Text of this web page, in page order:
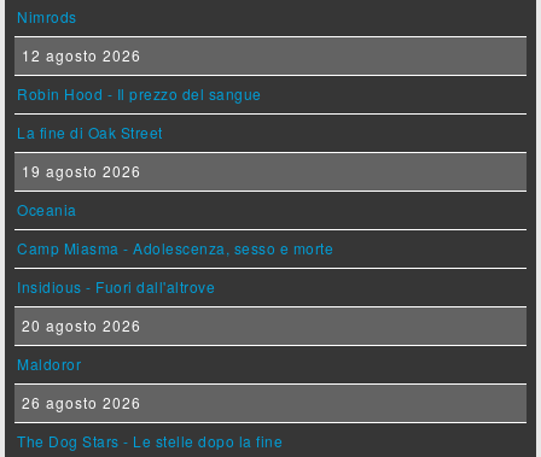
Nimrods
12 agosto 2026
Robin Hood - Il prezzo del sangue
La fine di Oak Street
19 agosto 2026
Oceania
Camp Miasma - Adolescenza, sesso e morte
Insidious - Fuori dall'altrove
20 agosto 2026
Maldoror
26 agosto 2026
The Dog Stars - Le stelle dopo la fine